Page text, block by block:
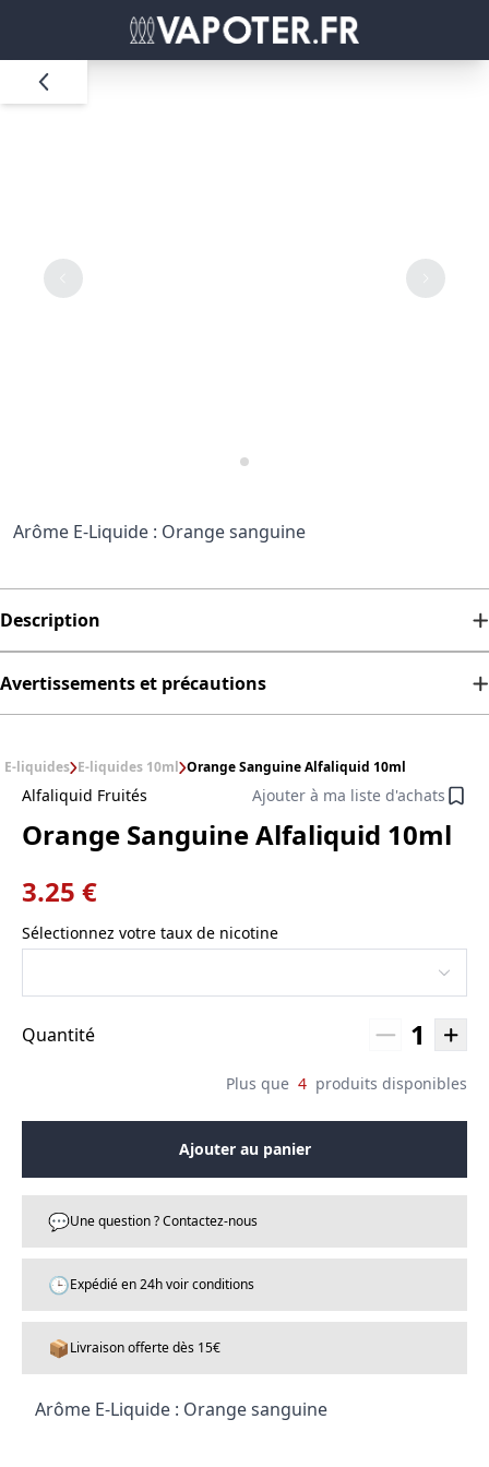
Arôme E-Liquide : Orange sanguine
Description
Avertissements et précautions
E-liquides E-liquides 10ml Orange Sanguine Alfaliquid 10ml
Alfaliquid Fruités Ajouter à ma liste d'achats
Orange Sanguine Alfaliquid 10ml
3.25 €
Sélectionnez votre taux de nicotine
Quantité 1
Plus que 4 produits disponibles
Ajouter au panier
💬Une question ? Contactez-nous
🕒Expédié en 24h voir conditions
📦Livraison offerte dès 15€
Arôme E-Liquide : Orange sanguine